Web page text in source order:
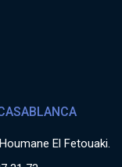
El Fetouaki.